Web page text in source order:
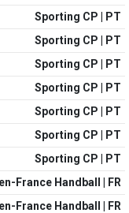
Sporting CP | PT
Sporting CP | PT
Sporting CP | PT
Sporting CP | PT
Sporting CP | PT
Sporting CP | PT
Sporting CP | PT
France Handball | FR
France Handball | FR